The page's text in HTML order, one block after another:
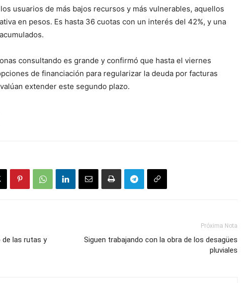
usuarios de más bajos recursos y más vulnerables, aquellos
en pesos. Es hasta 36 cuotas con un interés del 42%, y una
consultando es grande y confirmó que hasta el viernes
de financiación para regularizar la deuda por facturas
extender este segundo plazo.
las rutas y
Próxima Nota
Siguen trabajando con la obra de los desagües
pluviales